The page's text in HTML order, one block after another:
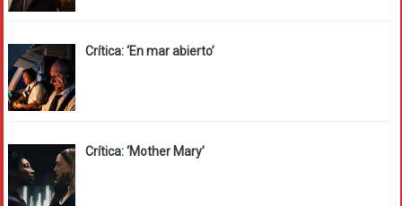
Crítica: ‘En mar abierto’
Crítica: ‘Mother Mary’